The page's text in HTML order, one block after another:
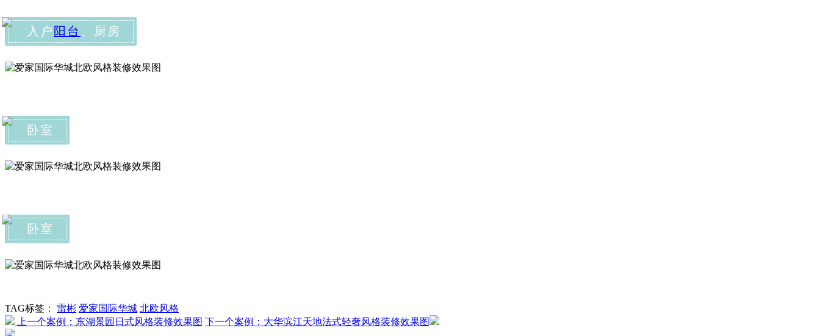
入户 阳台 、厨房
卧室
卧室
TAG标签： 雷彬 爱家国际华城 北欧风格
上一个案例：东湖景园日式风格装修效果图 下一个案例：大华滨江天地法式轻奢风格装修效果图